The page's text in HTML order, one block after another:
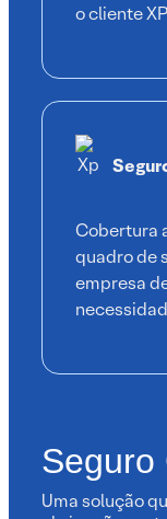
o cliente
Cobertura
quadro de
empresa
Seguro
Uma solução